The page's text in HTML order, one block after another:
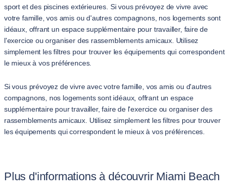
sport et des piscines extérieures. Si vous prévoyez de vivre avec
votre famille, vos amis ou d'autres compagnons, nos logements sont
idéaux, offrant un espace supplémentaire pour travailler, faire de
l'exercice ou organiser des rassemblements amicaux. Utilisez
simplement les filtres pour trouver les équipements qui correspondent
le mieux à vos préférences.
Si vous prévoyez de vivre avec votre famille, vos amis ou d'autres
compagnons, nos logements sont idéaux, offrant un espace
supplémentaire pour travailler, faire de l'exercice ou organiser des
rassemblements amicaux. Utilisez simplement les filtres pour trouver
les équipements qui correspondent le mieux à vos préférences.
Plus d'informations à découvrir Miami Beach